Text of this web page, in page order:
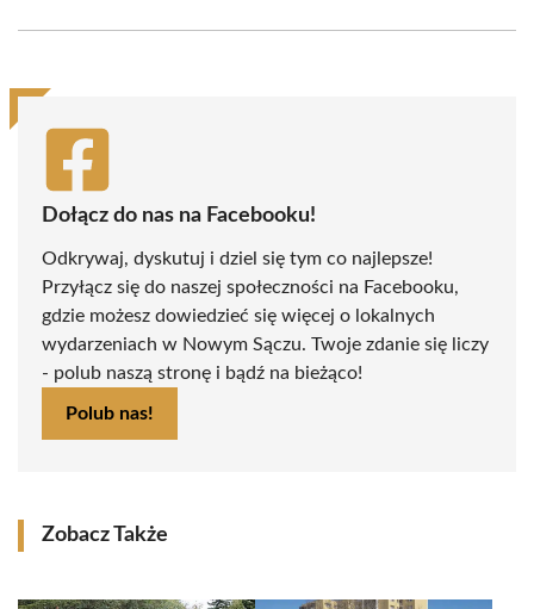
(Twitter)
Dołącz do nas na Facebooku!
Odkrywaj, dyskutuj i dziel się tym co najlepsze!
Przyłącz się do naszej społeczności na Facebooku,
gdzie możesz dowiedzieć się więcej o lokalnych
wydarzeniach w Nowym Sączu. Twoje zdanie się liczy
- polub naszą stronę i bądź na bieżąco!
Polub nas!
Zobacz Także